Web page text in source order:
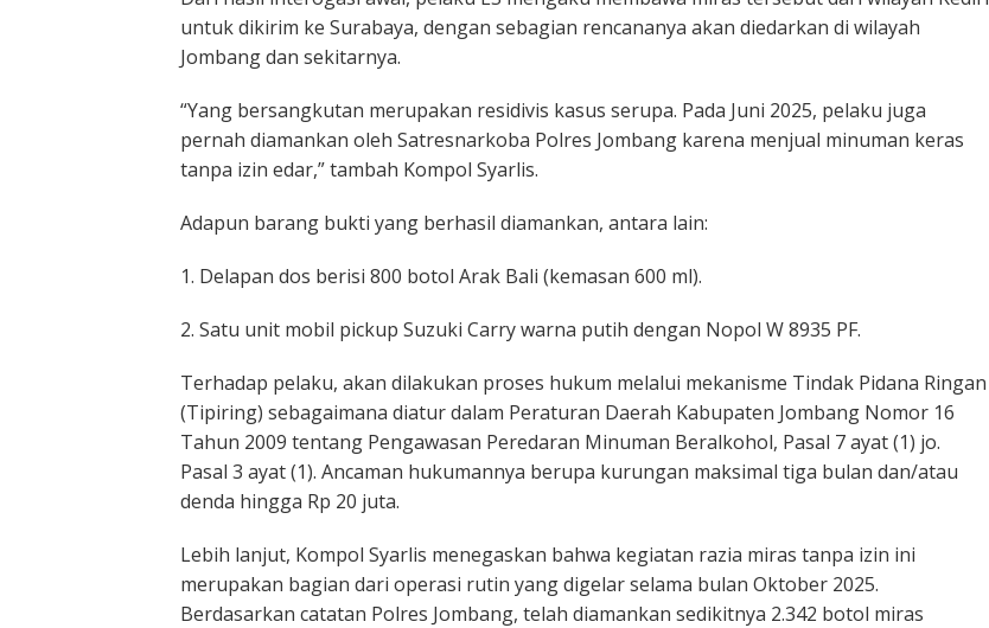
untuk dikirim ke Surabaya, dengan sebagian rencananya akan diedarkan di wilayah
Jombang dan sekitarnya.
“Yang bersangkutan merupakan residivis kasus serupa. Pada Juni 2025, pelaku juga
pernah diamankan oleh Satresnarkoba Polres Jombang karena menjual minuman keras
tanpa izin edar,” tambah Kompol Syarlis.
Adapun barang bukti yang berhasil diamankan, antara lain:
1. Delapan dos berisi 800 botol Arak Bali (kemasan 600 ml).
2. Satu unit mobil pickup Suzuki Carry warna putih dengan Nopol W 8935 PF.
Terhadap pelaku, akan dilakukan proses hukum melalui mekanisme Tindak Pidana Ringan
(Tipiring) sebagaimana diatur dalam Peraturan Daerah Kabupaten Jombang Nomor 16
Tahun 2009 tentang Pengawasan Peredaran Minuman Beralkohol, Pasal 7 ayat (1) jo.
Pasal 3 ayat (1). Ancaman hukumannya berupa kurungan maksimal tiga bulan dan/atau
denda hingga Rp 20 juta.
Lebih lanjut, Kompol Syarlis menegaskan bahwa kegiatan razia miras tanpa izin ini
merupakan bagian dari operasi rutin yang digelar selama bulan Oktober 2025.
Berdasarkan catatan Polres Jombang, telah diamankan sedikitnya 2.342 botol miras